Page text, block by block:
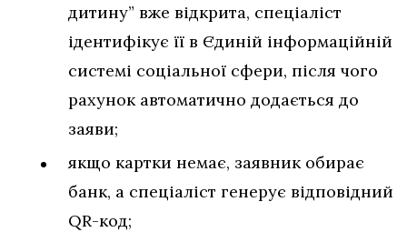
дитину” вже відкрита, спеціаліст
ідентифікує її в Єдиній інформаційній
системі соціальної сфери, після чого
рахунок автоматично додається до
заяви;
якщо картки немає, заявник обирає
банк, а спеціаліст генерує відповідний
QR-код;